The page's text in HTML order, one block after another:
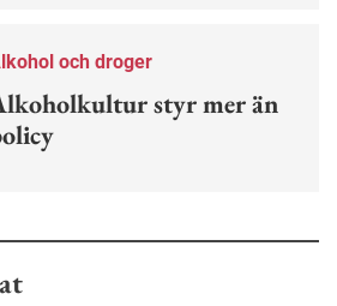
och droger
styr mer än